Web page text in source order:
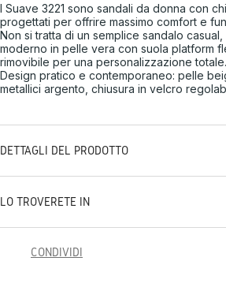
I Suave 3221 sono sandali da donna con
progettati per offrire massimo comfort e
Non si tratta di un semplice sandalo
moderno in pelle vera con suola platform
rimovibile per una personalizzazione totale.
Design pratico e contemporaneo: pelle
metallici argento, chiusura in velcro
DETTAGLI DEL PRODOTTO
LO TROVERETE IN
CONDIVIDI